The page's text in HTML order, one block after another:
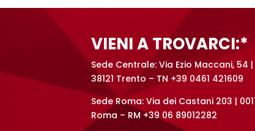
v
VIENI A TROVARCI:*
Sede Centrale: Via Ezio Maccani, 54 |
38121 Trento – TN +39 0461 421609
Sede Roma: Via dei Castani 203 |
Roma – RM +39 06 89012282